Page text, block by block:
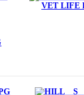
VET LIFE